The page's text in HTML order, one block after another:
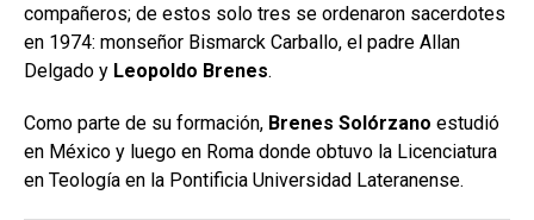
compañeros; de estos solo tres se ordenaron sacerdotes
en 1974: monseñor Bismarck Carballo, el padre Allan
Delgado y Leopoldo Brenes.
Como parte de su formación, Brenes Solórzano estudió
en México y luego en Roma donde obtuvo la Licenciatura
en Teología en la Pontificia Universidad Lateranense.